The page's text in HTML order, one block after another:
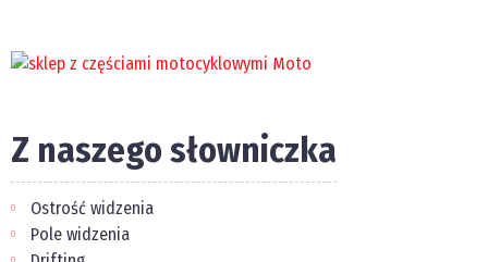
Z naszego słowniczka
Ostrość widzenia
Pole widzenia